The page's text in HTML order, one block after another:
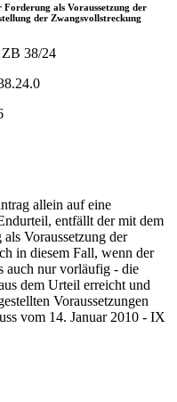
als Voraussetzung der
der Zwangsvollstreckung
38/24
allein auf eine
entfällt der mit dem
Voraussetzung der
in diesem Fall, wenn der
auch nur vorläufig - die
dem Urteil erreicht und
Voraussetzungen
vom 14. Januar 2010 - IX